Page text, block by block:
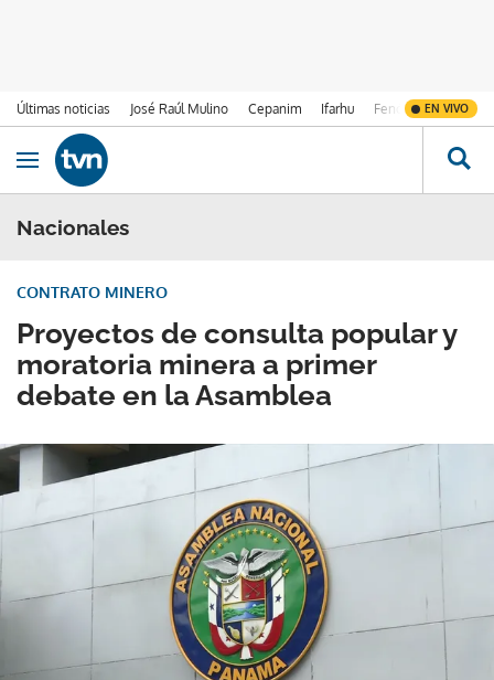
Últimas noticias José Raúl Mulino Cepanim Ifarhu Fenómeno de El
EN VIVO
Ir al contenido
Obrir navegació
Nacionales
Proyectos de consulta popular y
moratoria minera a primer
debate en la Asamblea
CONTRATO MINERO